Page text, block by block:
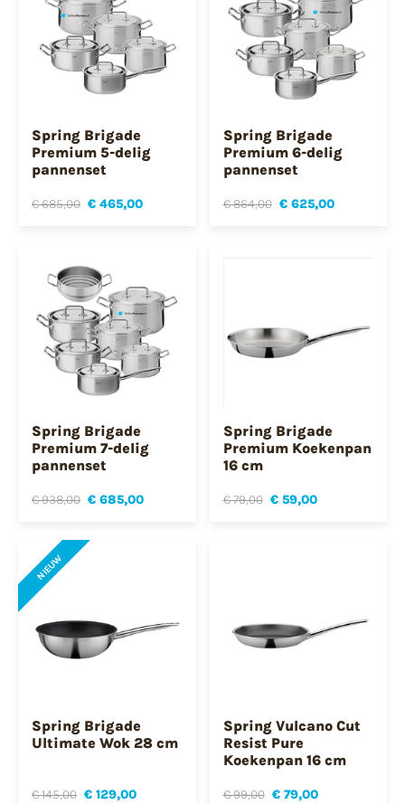
Spring Brigade
Premium 5-delig
pannenset
€ 685,00 € 465,00
Spring Brigade
Premium 6-delig
pannenset
€ 864,00 € 625,00
Spring Brigade
Premium 7-delig
pannenset
€ 938,00 € 685,00
Spring Brigade
Premium Koekenpan
16 cm
€ 79,00 € 59,00
NIEUW
Spring Brigade
Ultimate Wok 28 cm
€ 145,00 € 129,00
Spring Vulcano Cut
Resist Pure
Koekenpan 16 cm
€ 99,00 € 79,00